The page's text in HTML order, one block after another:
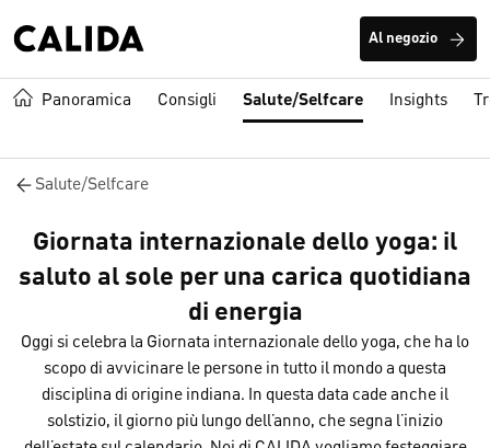
Al negozio
Panoramica Consigli Salute/Selfcare Insights
Salute/Selfcare
Giornata internazionale dello yoga: il
saluto al sole per una carica quotidiana
di energia
Oggi si celebra la Giornata internazionale dello yoga, che ha lo
scopo di avvicinare le persone in tutto il mondo a questa
disciplina di origine indiana. In questa data cade anche il
solstizio, il giorno più lungo dell’anno, che segna l’inizio